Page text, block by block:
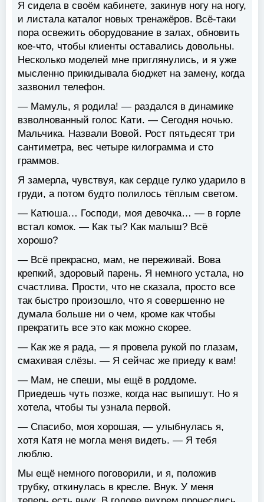
Я сидела в своём кабинете, закинув ногу на ногу,
и листала каталог новых тренажёров. Всё-таки
пора освежить оборудование в залах, обновить
кое-что, чтобы клиенты оставались довольны.
Несколько моделей мне приглянулись, и я уже
мысленно прикидывала бюджет на замену, когда
зазвонил телефон.
— Мамуль, я родила! — раздался в динамике
взволнованный голос Кати. — Сегодня ночью.
Мальчика. Назвали Вовой. Рост пятьдесят три
сантиметра, вес четыре килограмма и сто
граммов.
Я замерла, чувствуя, как сердце гулко ударило в
груди, а потом будто полилось тёплым светом.
— Катюша… Господи, моя девочка… — в горле
встал комок. — Как ты? Как малыш? Всё
хорошо?
— Всё прекрасно, мам, не переживай. Вова
крепкий, здоровый парень. Я немного устала, но
счастлива. Прости, что не сказала, просто все
так быстро произошло, что я совершенно не
думала больше ни о чем, кроме как чтобы
прекратить все это как можно скорее.
— Как же я рада, — я провела рукой по глазам,
смахивая слёзы. — Я сейчас же приеду к вам!
— Мам, не спеши, мы ещё в роддоме.
Приедешь чуть позже, когда нас выпишут. Но я
хотела, чтобы ты узнала первой.
— Спасибо, моя хорошая, — улыбнулась я,
хотя Катя не могла меня видеть. — Я тебя
люблю.
Мы ещё немного поговорили, и я, положив
трубку, откинулась в кресле. Внук. У меня